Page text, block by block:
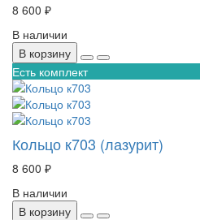
8 600 ₽
В наличии
В корзину
Есть комплект
Кольцо к703 (лазурит)
8 600 ₽
В наличии
В корзину